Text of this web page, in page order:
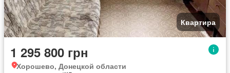
Квартира
1 295 800 грн
Хорошево, Донецкой области